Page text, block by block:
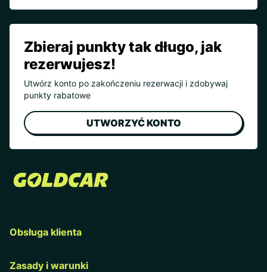
Zbieraj punkty tak długo, jak
rezerwujesz!
Utwórz konto po zakończeniu rezerwacji i zdobywaj
punkty rabatowe
UTWORZYĆ KONTO
Obsługa klienta
Zasady i warunki